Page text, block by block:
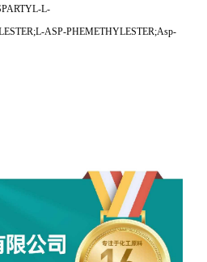
L-
ASP-PHEMETHYLESTER;Asp-